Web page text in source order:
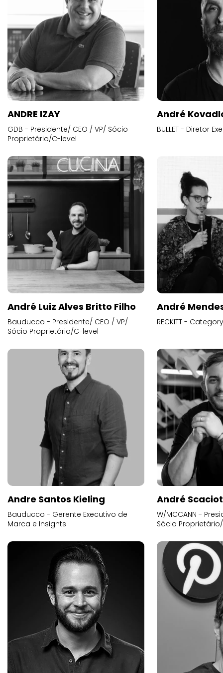
ANDRE IZAY
GDB - Presidente/ CEO / VP/ Sócio
Proprietário/C-level
André
BULLET - Diretor
André Luiz Alves Britto Filho
Bauducco - Presidente/ CEO / VP/
Sócio Proprietário/C-level
André
RECKITT -
Andre Santos Kieling
Bauducco - Gerente Executivo de
Marca e Insights
André
W/MCCANN -
Sócio